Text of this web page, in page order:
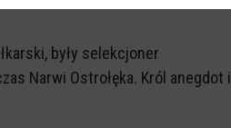
były selekcjoner
Narwi Ostrołęka. Król anegdot i